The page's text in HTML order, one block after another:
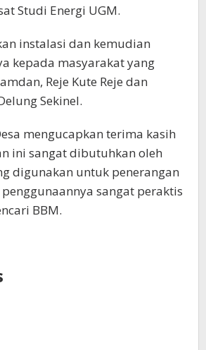
Studi Energi UGM.
instalasi dan kemudian
kepada masyarakat yang
Reje Kute Reje dan
Sekinel.
mengucapkan terima kasih
ini sangat dibutuhkan oleh
digunakan untuk penerangan
penggunaannya sangat peraktis
BBM.